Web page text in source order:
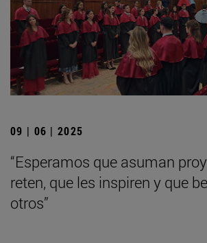
09 | 06 | 2025
“Esperamos que asuman
reten, que les inspiren y que
otros”